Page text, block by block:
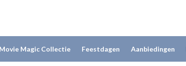
Movie Magic Collectie Feestdagen Aanbiedingen